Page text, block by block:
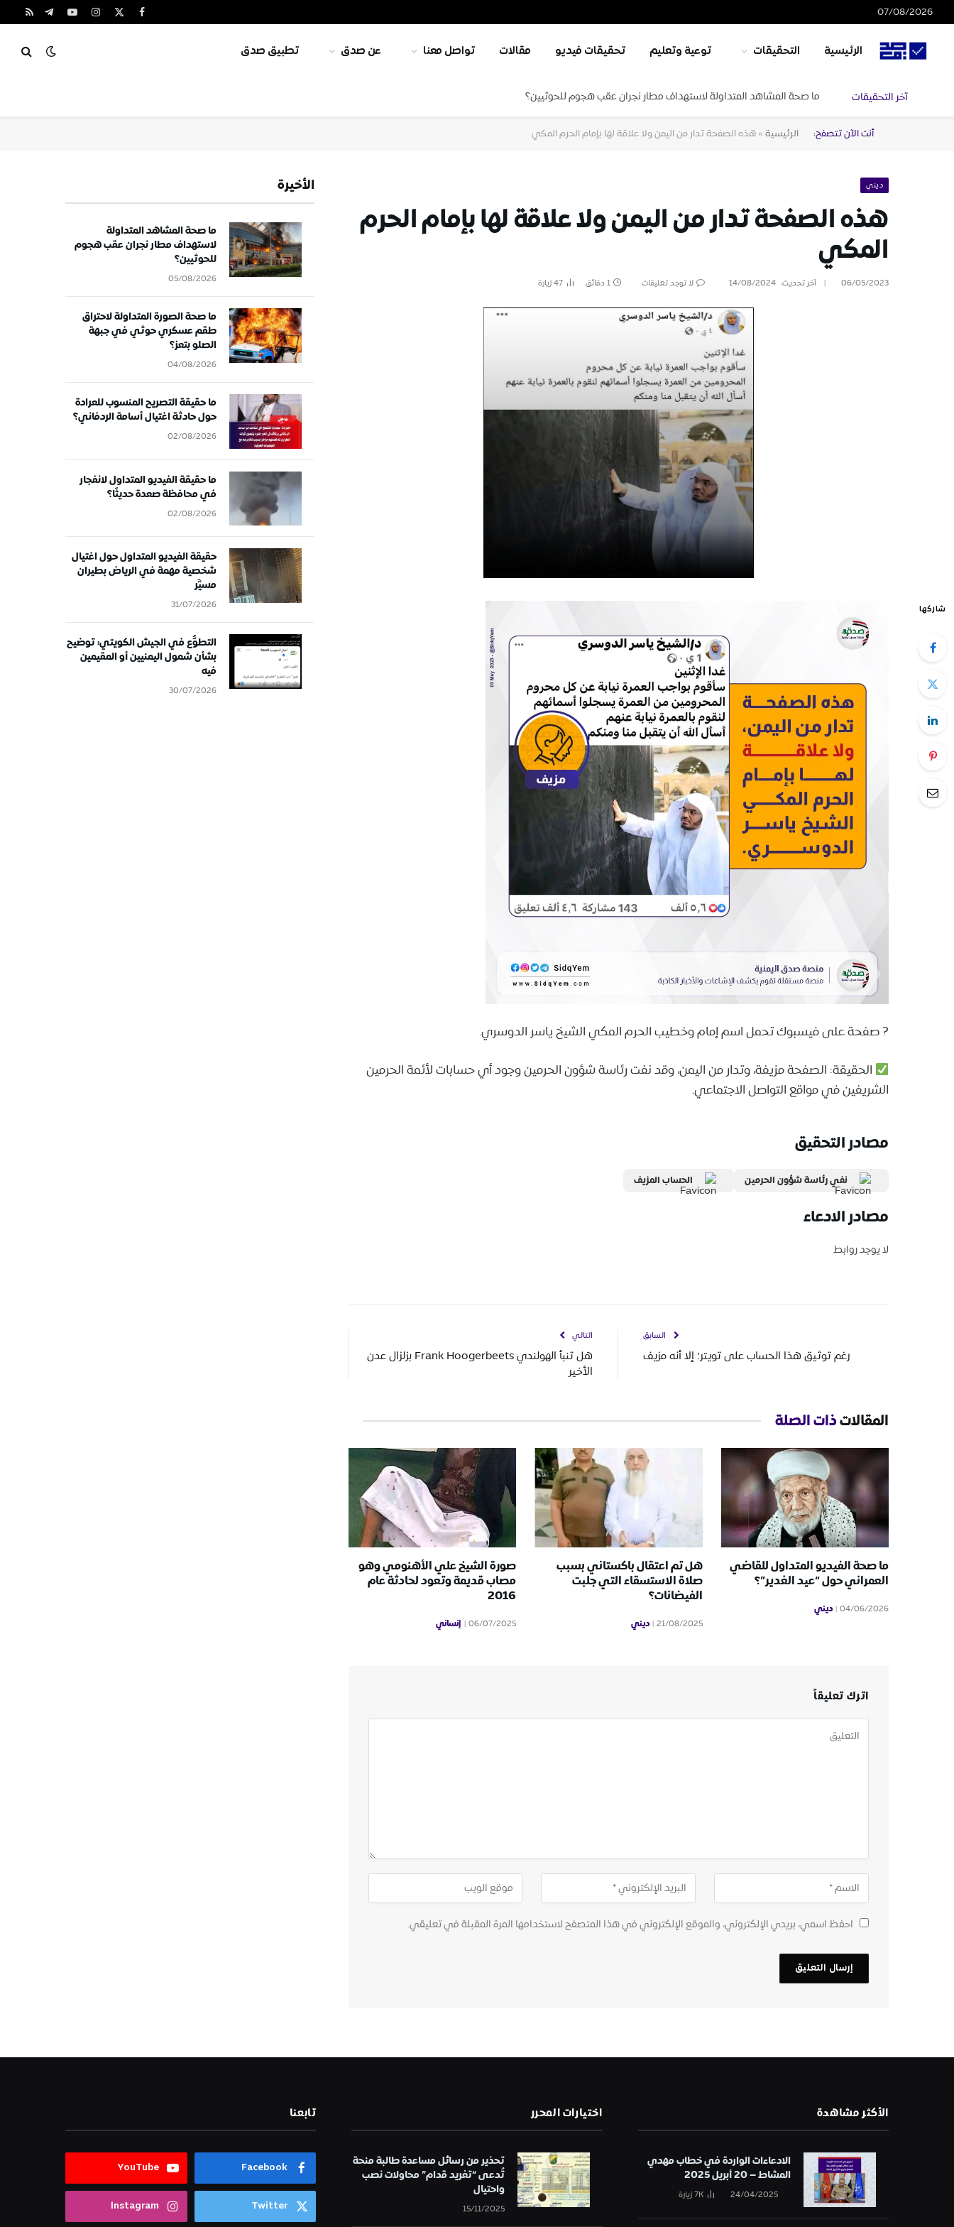
07/08/2026 فيسبوك
X
الانستغراميوتيوبتيلقرامRSS
الرئيسية التحقيقات توعية وتعليم تحقيقات فيديو مقالات تواصل معنا عن صدق تطبيق صدق
آخر التحقيقات ما صحة المشاهد المتداولة لاستهداف مطار نجران عقب هجوم للحوثيين؟
أنت الآن تتصفح: الرئيسية»هذه الصفحة تدار من اليمن ولا علاقة لها بإمام الحرم المكي
ديني
هذه الصفحة تدار من اليمن ولا علاقة لها بإمام الحرم
المكي
06/05/2023 آخر تحديث: 14/08/2024 لا توجد تعليقات 1 دقائق 47زيارة
شاركها
? صفحة على فيسبوك تحمل اسم إمام وخطيب الحرم المكي الشيخ ياسر الدوسري.
الحقيقة: الصفحة مزيفة، وتدار من اليمن، وقد نفت رئاسة شؤون الحرمين وجود أي حسابات لأئمة الحرمين
الشريفين في مواقع التواصل الاجتماعي.
مصادر التحقيق
نفي رئاسة شؤون الحرمين الحساب المزيف
مصادر الادعاء
لا يوجد روابط
السابق
رغم توثيق هذا الحساب على تويتر؛ إلا أنه مزيف
التالي
هل تنبأ الهولندي Frank Hoogerbeets بزلزال عدن
الأخير
المقالاتذات الصلة
ما صحة الفيديو المتداول للقاضي
العمراني حول “عيد الغدير”؟
04/06/2026 ديني
هل تم اعتقال باكستاني بسبب
صلاة الاستسقاء التي جلبت
الفيضانات؟
21/08/2025 ديني
صورة الشيخ علي الأهنومي وهو
مصاب قديمة وتعود لحادثة عام
2016
06/07/2025 إنساني
اترك تعليقاً
احفظ اسمي، بريدي الإلكتروني، والموقع الإلكتروني في هذا المتصفح لاستخدامها المرة المقبلة في تعليقي.
الأخيرة
ما صحة المشاهد المتداولة
لاستهداف مطار نجران عقب هجوم
للحوثيين؟
05/08/2026
ما صحة الصورة المتداولة لاحتراق
طقم عسكري حوثي في جبهة
الصلو بتعز؟
04/08/2026
ما حقيقة التصريح المنسوب للعرادة
حول حادثة اغتيال أسامة الردفاني؟
02/08/2026
ما حقيقة الفيديو المتداول لانفجار
في محافظة صعدة حديثًا؟
02/08/2026
حقيقة الفيديو المتداول حول اغتيال
شخصية مهمة في الرياض بطيران
مسيَّر
31/07/2026
التطوُّع في الجيش الكويتي: توضيح
بشأن شمول اليمنيين أو المقيمين
فيه
30/07/2026
الأكثر مشاهدة
الادعاءات الواردة في خطاب مهدي
المشاط – 20 أبريل 2025
24/04/2025
7Kزيارة
اختيارات المحرر
تحذير من رسائل مساعدة طالبة منحة
تُدعى “تغريد قدام” محاولات نصب
واحتيال
15/11/2025
تابعنا
Facebook
YouTube
Twitter
Instagram